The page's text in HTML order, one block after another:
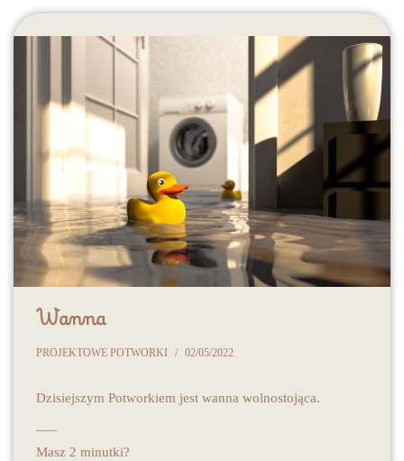
Wanna
PROJEKTOWE POTWORKI 02/05/2022
Dzisiejszym Potworkiem jest wanna wolnostojąca.
Masz 2 minutki?